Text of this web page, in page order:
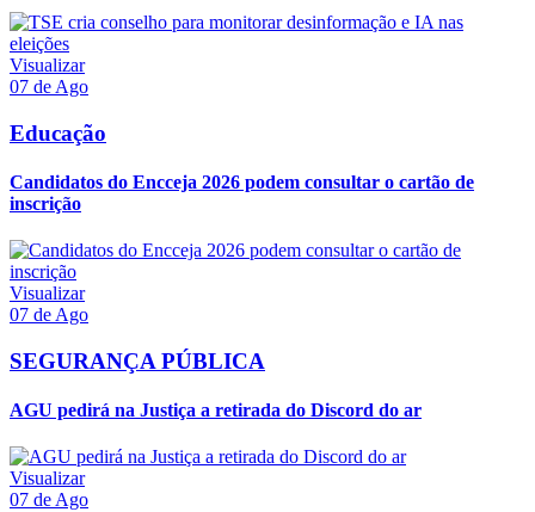
Visualizar
07 de Ago
Educação
Candidatos do Encceja 2026 podem consultar o cartão de
inscrição
Visualizar
07 de Ago
SEGURANÇA PÚBLICA
AGU pedirá na Justiça a retirada do Discord do ar
Visualizar
07 de Ago